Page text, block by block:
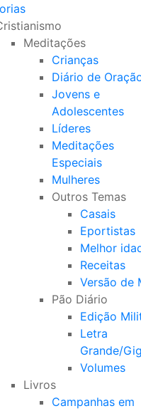
Meditações
Crianças
Diário de
Jovens e
Adolescentes
Líderes
Meditações
Especiais
Mulheres
Outros Temas
Casais
Eportistas
Melhor
Receitas
Versão de
Pão Diário
Edição
Letra
Grande/
Volumes
Livros
Campanhas em